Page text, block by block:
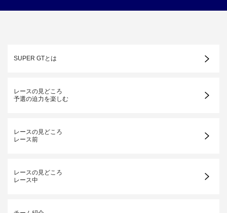
SUPER GTとは
レースの見どころ
予選の迫力を楽しむ
レースの見どころ
レース前
レースの見どころ
レース中